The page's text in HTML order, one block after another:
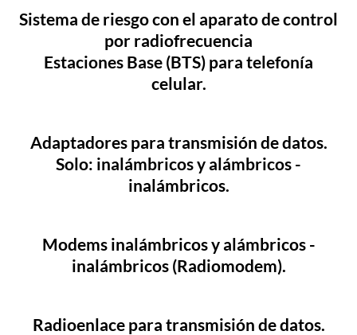
Sistema de riesgo con el aparato de control
por radiofrecuencia
Estaciones Base (BTS) para telefonía
celular.
Adaptadores para transmisión de datos.
Solo: inalámbricos y alámbricos -
inalámbricos.
Modems inalámbricos y alámbricos -
inalámbricos (Radiomodem).
Radioenlace para transmisión de datos.